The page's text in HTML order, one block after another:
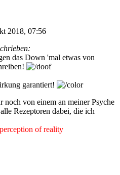
2018, 07:56
das Down 'mal etwas von
garantiert!
noch von einem an meiner Psyche
Rezeptoren dabei, die ich
of reality